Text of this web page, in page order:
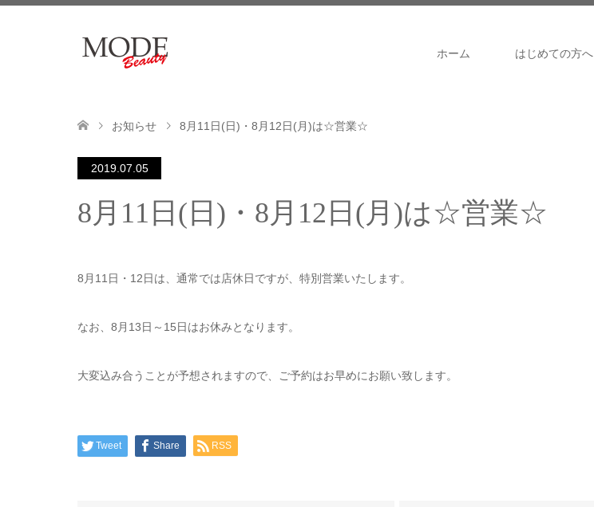
ホーム はじめての方へ
お知らせ 8月11日(日)・8月12日(月)は☆営業☆
2019.07.05
8月11日(日)・8月12日(月)は☆営業☆
8月11日・12日は、通常では店休日ですが、特別営業いたします。
なお、8月13日～15日はお休みとなります。
大変込み合うことが予想されますので、ご予約はお早めにお願い致します。
Tweet Share RSS